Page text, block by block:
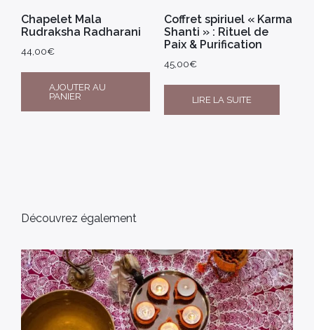
Chapelet Mala
Rudraksha Radharani
44,00€
AJOUTER AU
PANIER
Coffret spiriuel « Karma
Shanti » : Rituel de
Paix & Purification
45,00€
LIRE LA SUITE
Découvrez également